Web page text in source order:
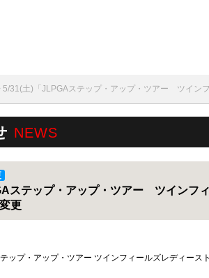
5/31(土)「JLPGAステップ・アップ・ツアー ツイン
NEWS
ステップ・アップ・ツアー ツインフ
更
ップ・アップ・ツアー ツインフィールズレディース